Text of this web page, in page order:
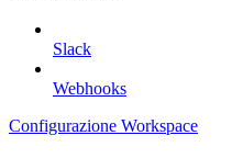
Slack
Webhooks
Configurazione Workspace